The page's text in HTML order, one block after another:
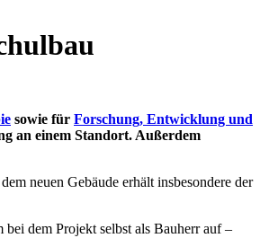
sowie für Forschung, Entwicklung und
an einem Standort. Außerdem
neuen Gebäude erhält insbesondere der
dem Projekt selbst als Bauherr auf –